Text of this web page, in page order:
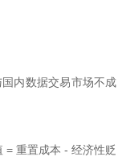
内数据交易市场不成
= 重置成本 - 经济性贬